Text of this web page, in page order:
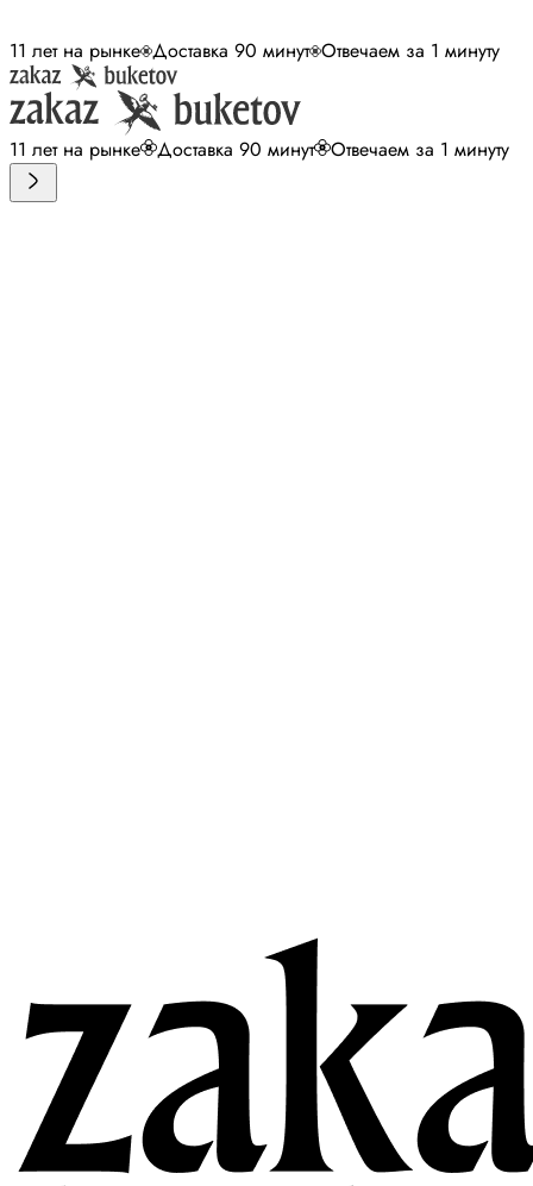
11 лет на рынке Доставка 90 минут Отвечаем за 1 минуту
11 лет на рынке Доставка 90 минут Отвечаем за 1 минуту